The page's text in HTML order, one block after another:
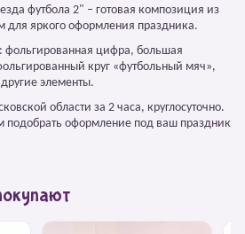
футбола 2" – готовая композиция из
для яркого оформления праздника.
фольгированная цифра, большая
круг «футбольный мяч»,
элементы.
области за 2 часа, круглосуточно.
подобрать оформление под ваш праздник